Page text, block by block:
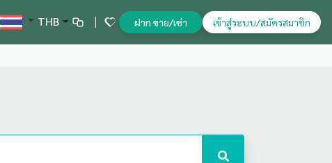
THB ฝาก ขาย/เช่า เข้าสู่ระบบ/สมัครสมาชิก